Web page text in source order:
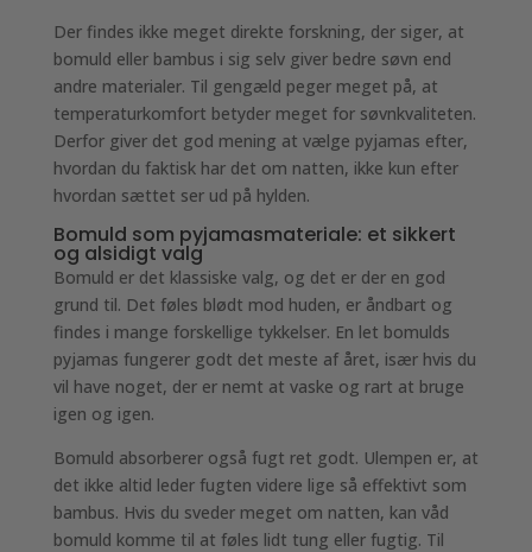
Der findes ikke meget direkte forskning, der siger, at
bomuld eller bambus i sig selv giver bedre søvn end
andre materialer. Til gengæld peger meget på, at
temperaturkomfort betyder meget for søvnkvaliteten.
Derfor giver det god mening at vælge pyjamas efter,
hvordan du faktisk har det om natten, ikke kun efter
hvordan sættet ser ud på hylden.
Bomuld som pyjamasmateriale: et sikkert
og alsidigt valg
Bomuld er det klassiske valg, og det er der en god
grund til. Det føles blødt mod huden, er åndbart og
findes i mange forskellige tykkelser. En let bomulds
pyjamas fungerer godt det meste af året, især hvis du
vil have noget, der er nemt at vaske og rart at bruge
igen og igen.
Bomuld absorberer også fugt ret godt. Ulempen er, at
det ikke altid leder fugten videre lige så effektivt som
bambus. Hvis du sveder meget om natten, kan våd
bomuld komme til at føles lidt tung eller fugtig. Til